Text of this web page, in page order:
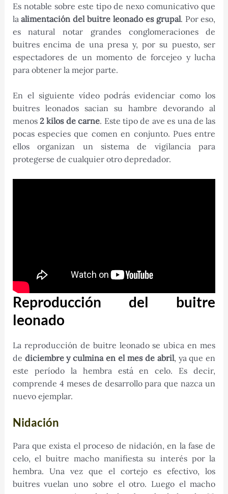
Es notable sobre este tipo de nexo comunicativo que
laalimentación del buitre leonado es grupal. Por eso,
es natural notar grandes conglomeraciones de
buitres encima de una presa y, por su puesto, ser
espectadores de un momento de forcejeo y lucha
para obtener la mejor parte.
En el siguiente vídeo podrás evidenciar como los
buitres leonados sacian su hambre devorando al
menos2 kilos de carne. Este tipo de ave es una de las
pocas especies que comen en conjunto. Pues entre
ellos organizan un sistema de vigilancia para
protegerse de cualquier otro depredador.
Reproducción del buitre
leonado
La reproducción de buitre leonado se ubica en mes
de diciembre y culmina en el mes de abril, ya que en
este período la hembra está en celo. Es decir,
comprende 4 meses de desarrollo para que nazca un
nuevo ejemplar.
Nidación
Para que exista el proceso de nidación, en la fase de
celo, el buitre macho manifiesta su interés por la
hembra. Una vez que el cortejo es efectivo, los
buitres vuelan uno sobre el otro. Luego el macho